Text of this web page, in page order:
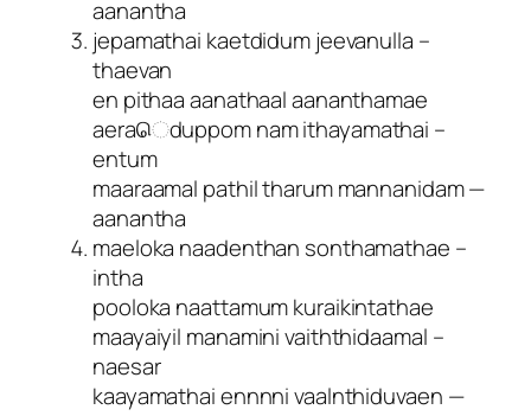
aanantha
jepamathai kaetdidum jeevanulla –
thaevan
en pithaa aanathaal aananthamae
aeraெduppom nam ithayamathai –
entum
maaraamal pathil tharum mannanidam —
aanantha
maeloka naadenthan sonthamathae –
intha
pooloka naattamum kuraikintathae
maayaiyil manamini vaiththidaamal –
naesar
kaayamathai ennnni vaalnthiduvaen —